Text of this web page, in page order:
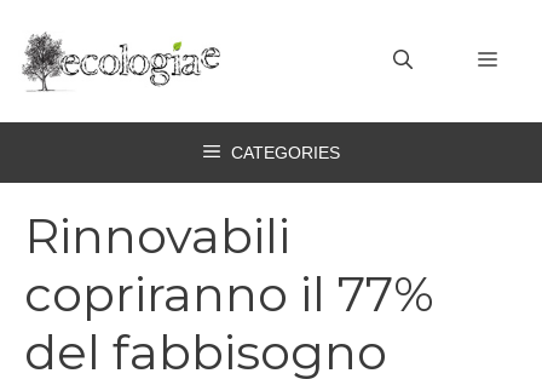
contenuto
CATEGORIES
Rinnovabili
copriranno il 77%
del fabbisogno